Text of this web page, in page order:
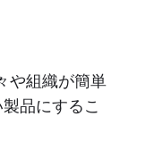
や組織が簡単
品にするこ